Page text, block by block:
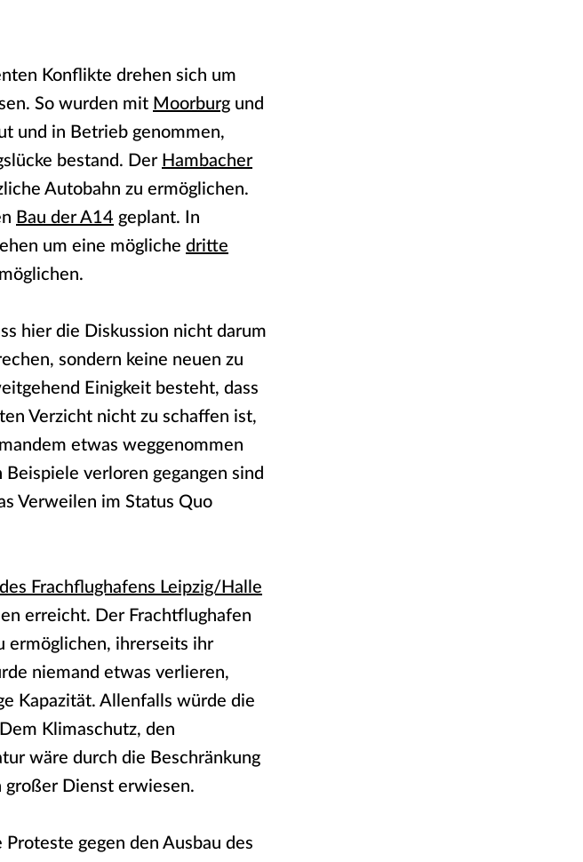
Konflikte drehen sich um
So wurden mit Moorburg und
und in Betrieb genommen,
bestand. Der Hambacher
Autobahn zu ermöglichen.
Bau der A14 geplant. In
um eine mögliche dritte
hier die Diskussion nicht darum
sondern keine neuen zu
Einigkeit besteht, dass
Verzicht nicht zu schaffen ist,
etwas weggenommen
verloren gegangen sind
Verweilen im Status Quo
Frachflughafens Leipzig/Halle
erreicht. Der Frachtflughafen
ermöglichen, ihrerseits ihr
niemand etwas verlieren,
Kapazität. Allenfalls würde die
Klimaschutz, den
wäre durch die Beschränkung
großer Dienst erwiesen.
gegen den Ausbau des